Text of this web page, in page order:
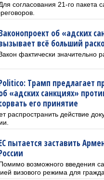
согласования 21-го пакета
об «адских
всё больший
фактически
Трамп предлагает
«адских санкциях»
его принятие
распространить действие
пытается заставить
возможного введения
визового режима для